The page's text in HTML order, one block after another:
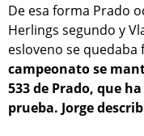
De esa forma Prado
Herlings segundo y
esloveno se quedaba
campeonato se
533 de Prado, que
prueba. Jorge